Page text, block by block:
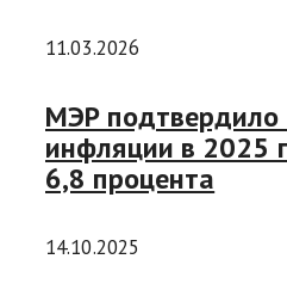
11.03.2026
МЭР подтвердило
инфляции в 2025
6,8 процента
14.10.2025